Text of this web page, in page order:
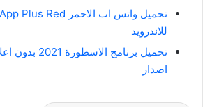
للاندرويد
اصدار